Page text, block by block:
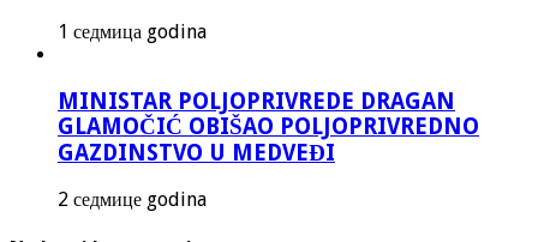
1 седмица godina
MINISTAR POLJOPRIVREDE DRAGAN
GLAMOČIĆ OBIŠAO POLJOPRIVREDNO
GAZDINSTVO U MEDVEĐI
2 седмице godina